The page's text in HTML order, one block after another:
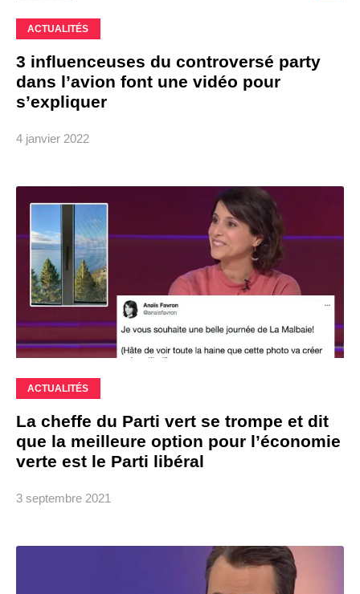
ACTUALITÉS
3 influenceuses du controversé party
dans l’avion font une vidéo pour
s’expliquer
4 janvier 2022
ACTUALITÉS
La cheffe du Parti vert se trompe et dit
que la meilleure option pour l’économie
verte est le Parti libéral
3 septembre 2021